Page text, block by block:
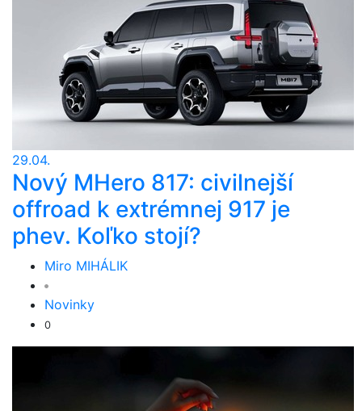
29.04.
Nový MHero 817: civilnejší
offroad k extrémnej 917 je
phev. Koľko stojí?
Miro MIHÁLIK
Novinky
0